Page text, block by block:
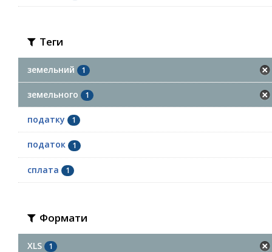
Теги
земельний 1
земельного 1
податку 1
податок 1
сплата 1
Формати
XLS 1